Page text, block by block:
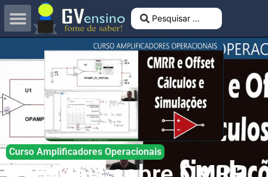
Curso Amplificadores Operacionais